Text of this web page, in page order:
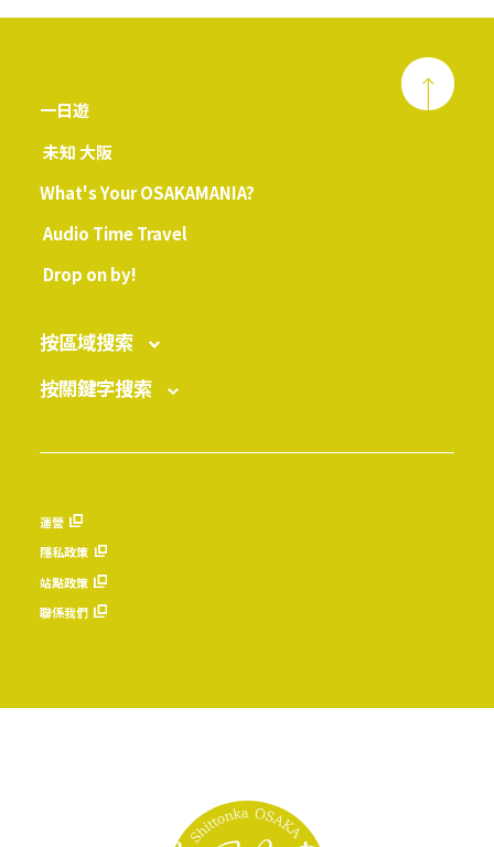
一日遊
未知 大阪
What's Your OSAKAMANIA?
Audio Time Travel
Drop on by!
按區域搜索
按關鍵字搜索
運營
隱私政策
站點政策
聯係我們